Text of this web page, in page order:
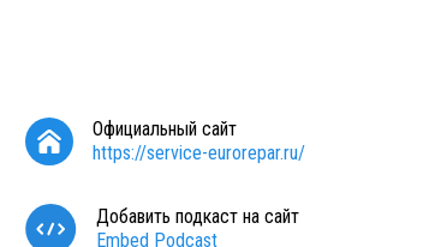
Официальный сайт
https://service-eurorepar.ru/
Добавить подкаст на сайт
Embed Podcast